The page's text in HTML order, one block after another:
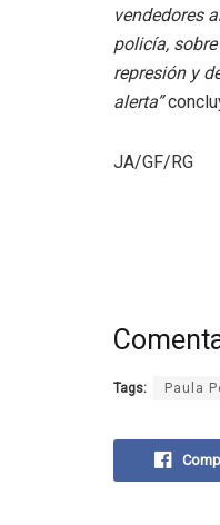
vendedores
policía,
represión y
alerta”
JA/GF/RG
Tags: Paula